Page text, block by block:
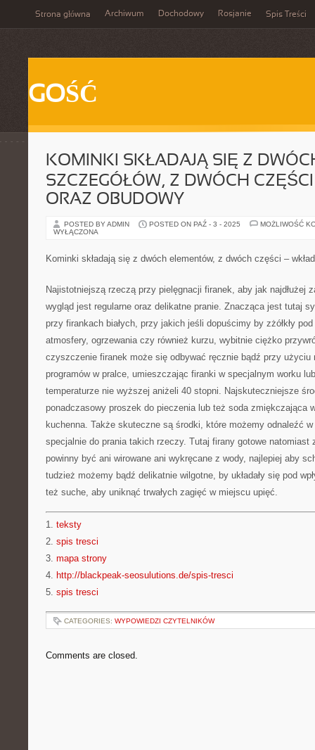
Strona główna Archiwum Dochodowy Rosjanie Spis Treści
GOŚĆ
KOMINKI SKŁADAJĄ SIĘ Z
SZCZEGÓŁÓW, Z DWÓCH
ORAZ OBUDOWY
POSTED BY ADMIN POSTED ON PAŹ - 3 - 2025
MOŻLIWOŚĆ
WYŁĄCZONA
Kominki składają się z dwóch elementów, z dwóch części –
Najistotniejszą rzeczą przy pielęgnacji firanek, aby jak najdłużej
wygląd jest regularne oraz delikatne pranie. Znacząca jest tutaj
przy firankach białych, przy jakich jeśli dopuścimy by zżółkły
atmosfery, ogrzewania czy również kurzu, wybitnie ciężko
czyszczenie firanek może się odbywać ręcznie bądź przy użyciu
programów w pralce, umieszczając firanki w specjalnym worku
temperaturze nie wyższej aniżeli 40 stopni. Najskuteczniejsze
ponadczasowy proszek do pieczenia lub też soda zmiękczająca
kuchenna. Także skuteczne są środki, które możemy odnaleźć
specjalnie do prania takich rzeczy. Tutaj firany gotowe natomiast
powinny być ani wirowane ani wykręcane z wody, najlepiej aby
tudzież możemy bądź delikatnie wilgotne, by układały się pod
też suche, aby uniknąć trwałych zagięć w miejscu upięć.
1. teksty
2. spis tresci
3. mapa strony
4. http://blackpeak-seosulutions.de/spis-tresci
5. spis tresci
CATEGORIES: WYPOWIEDZI CZYTELNIKÓW
Comments are closed.